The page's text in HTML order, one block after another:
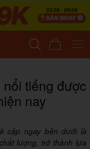
tiếng được
nay
cập ngay bên dưới là
lượng, trở thành lựa